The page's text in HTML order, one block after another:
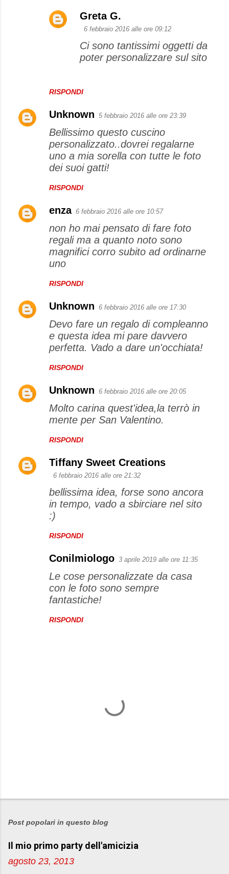
RISPONDI
Greta G.
6 febbraio 2016 alle ore 09:12
Ci sono tantissimi oggetti da
poter personalizzare sul sito
Unknown 5 febbraio 2016 alle ore 23:39
Bellissimo questo cuscino
personalizzato..dovrei regalarne
uno a mia sorella con tutte le foto
dei suoi gatti!
RISPONDI
enza 6 febbraio 2016 alle ore 10:57
non ho mai pensato di fare foto
regali ma a quanto noto sono
magnifici corro subito ad ordinarne
uno
RISPONDI
Unknown 6 febbraio 2016 alle ore 17:30
Devo fare un regalo di compleanno
e questa idea mi pare davvero
perfetta. Vado a dare un'occhiata!
RISPONDI
Unknown 6 febbraio 2016 alle ore 20:05
Molto carina quest'idea,la terrò in
mente per San Valentino.
RISPONDI
Tiffany Sweet Creations
6 febbraio 2016 alle ore 21:32
bellissima idea, forse sono ancora
in tempo, vado a sbirciare nel sito
:)
RISPONDI
Conilmiologo 3 aprile 2019 alle ore 11:35
Le cose personalizzate da casa
con le foto sono sempre
fantastiche!
RISPONDI
P
s
a
u
Post popolari in questo blog
Il mio primo party dell'amicizia
agosto 23, 2013